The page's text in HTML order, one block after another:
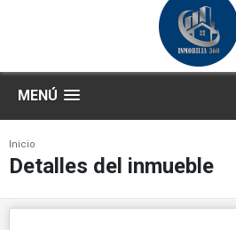
MENÚ
Inicio
Detalles del inmueble